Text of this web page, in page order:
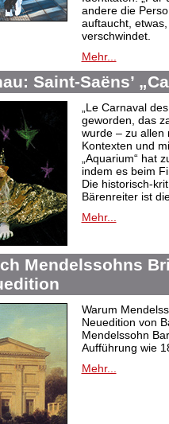
andere die
auftaucht,
verschwindet.
Mehr...
Saint-Saëns’
„Le Carnaval
geworden, das
wurde – zu allen
Kontexten und
„Aquarium“ hat
indem es beim
Die historisch-
Bärenreiter ist
Mehr...
Mendelssohns
Warum
Neuedition von
Mendelssohn
Aufführung wie
Mehr...